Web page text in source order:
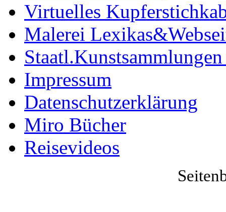
Virtuelles
Malerei
Impressum
Datenschutzerklärung
Miro Bücher
Reisevideos